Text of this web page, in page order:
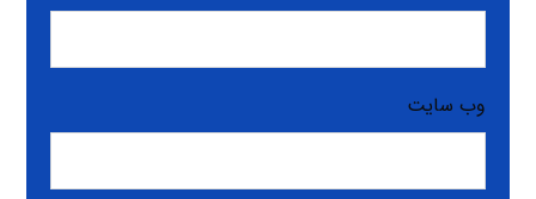
وب‌ سایت